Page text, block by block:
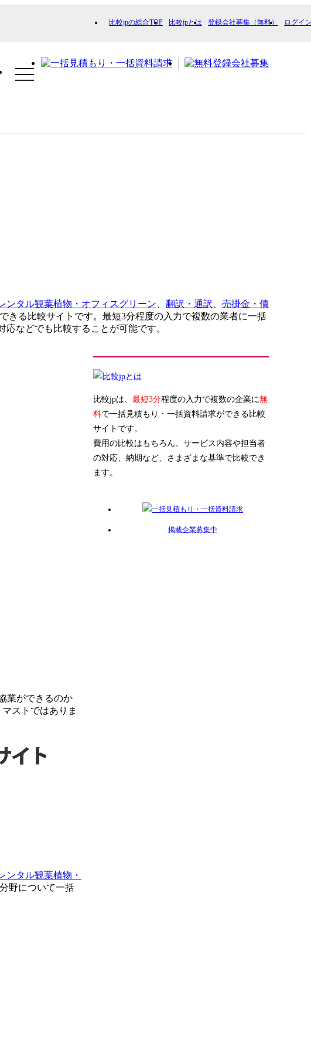
ログイ
登録会社募集（無料）
比較jpとは
比較jpの総合TOP
toggle
navigation
ンタル観葉植物・オフィスグリーン 翻訳・通訳
売掛金・債
きる比較サイトです。最短3分程度の入力で複数の業者に一括
などでも比較することが可能です。
業ができるのか
ストではありま
ンタル観葉植物・
野について一括
比較jpは、 最短3分程度の入力で複数の企業に無
料で一括見積もり・一括資料請求ができる比較
サイトです。
費用の比較はもちろん、サービス内容や担当者
の対応、納期など、さまざまな基準で比較でき
ます。
掲載企業募集中